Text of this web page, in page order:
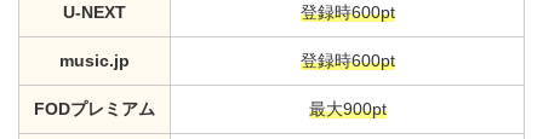
U-NEXT 登録時600pt
music.jp 登録時600pt
FODプレミアム 最大900pt